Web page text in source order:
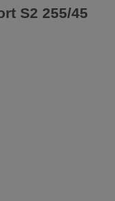
S2 255/45